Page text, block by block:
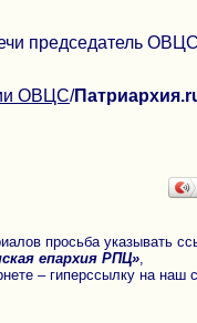
председатель
ОВЦС/
просьба указывать
епархия РПЦ»
– гиперссылку на наш